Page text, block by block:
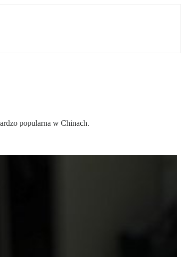
popularna w Chinach.